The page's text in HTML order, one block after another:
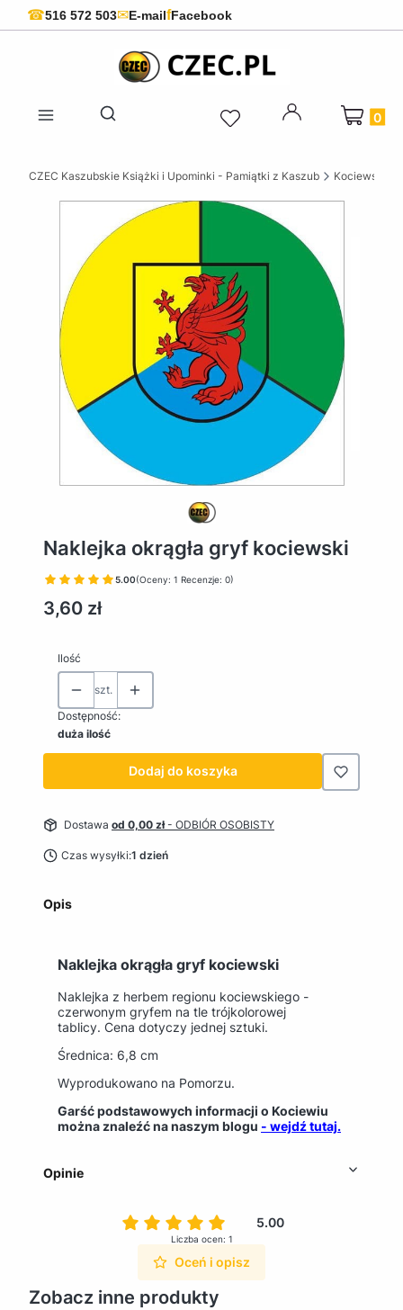
☎516 572 503✉E-mailfFacebook
Otwórz wyszukiwarkę
Produkty
CZEC Kaszubskie Książki i Upominki - Pamiątki z Kaszub Kociewskie
Naklejka okrągła gryf kociewski
5.00(Oceny: 1 Recenzje: 0)
Cena
3,60 zł
Ilość
szt.
Dostępność:
duża ilość
Dodaj do koszyka
Dostawa od 0,00 zł- ODBIÓR OSOBISTY
Czas wysyłki:1 dzień
Opis
Naklejka okrągła gryf kociewski
Naklejka z herbem regionu kociewskiego -
czerwonym gryfem na tle trójkolorowej
tablicy. Cena dotyczy jednej sztuki.
Średnica: 6,8 cm
Wyprodukowano na Pomorzu.
Garść podstawowych informacji o Kociewiu
można znaleźć na naszym blogu - wejdź tutaj.
Opinie
5.00
Liczba ocen: 1
Oceń i opisz
Zobacz inne produkty